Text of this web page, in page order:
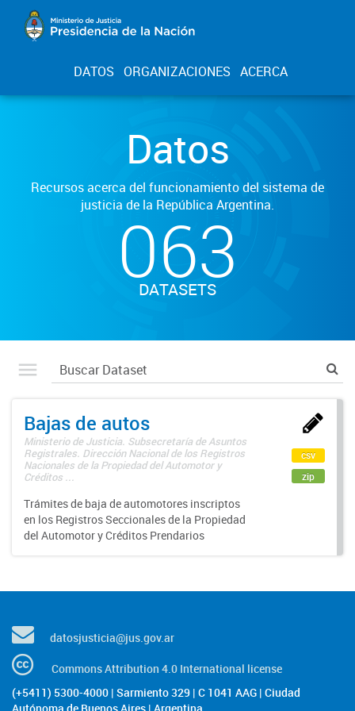
DATOS ORGANIZACIONES ACERCA
Datos
Recursos acerca del funcionamiento del sistema de
justicia de la República Argentina.
063
DATASETS
Bajas de autos
Ministerio de Justicia. Subsecretaría de Asuntos
Registrales. Dirección Nacional de los Registros
Nacionales de la Propiedad del Automotor y
Créditos ...
Trámites de baja de automotores inscriptos
en los Registros Seccionales de la Propiedad
del Automotor y Créditos Prendarios
csv
zip
datosjusticia@jus.gov.ar
Commons Attribution 4.0 International license
(+5411) 5300-4000 | Sarmiento 329 | C 1041 AAG | Ciudad